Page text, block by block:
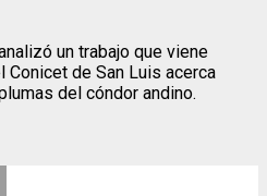
un trabajo que viene
de San Luis acerca
del cóndor andino.